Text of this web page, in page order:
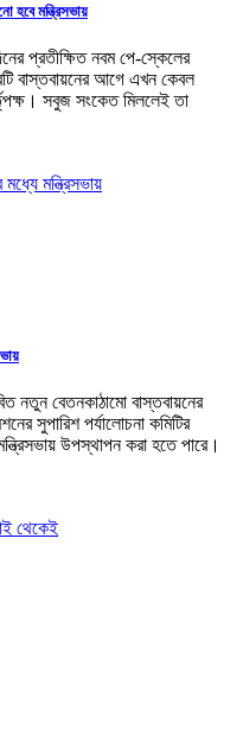
হবে মন্ত্রিসভায়
প্রতীক্ষিত নবম পে-স্কেলের
বাস্তবায়নের আগে এখন কেবল
সবুজ সংকেত মিললেই তা
নতুন বেতনকাঠামো বাস্তবায়নের
সুপারিশ পর্যালোচনা কমিটির
উপস্থাপন করা হতে পারে।